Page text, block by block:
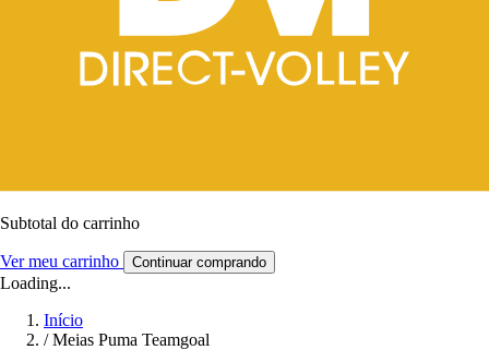
Subtotal do carrinho
Ver meu carrinho Continuar comprando
Loading...
Início
/ Meias Puma Teamgoal